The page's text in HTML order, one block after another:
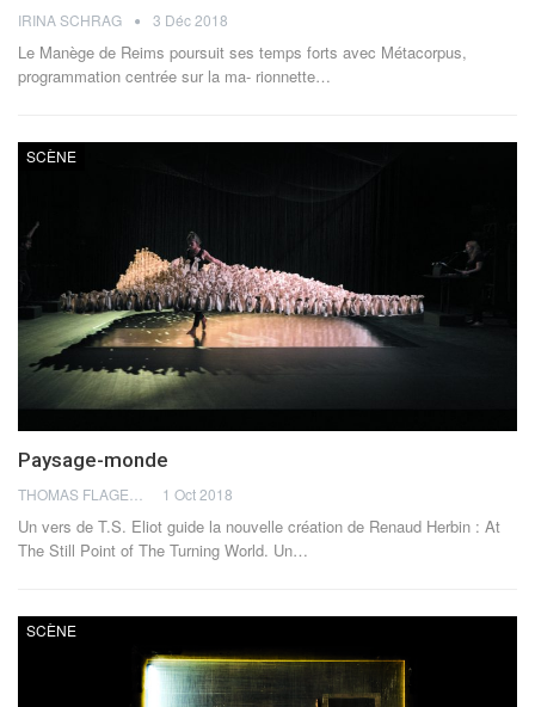
IRINA SCHRAG 3 Déc 2018
Le Manège de Reims poursuit ses temps forts avec Métacorpus,
programmation centrée sur la ma- rionnette…
SCÈNE
Paysage-monde
1 Oct 2018
Un vers de T.S. Eliot guide la nouvelle création de Renaud Herbin : At
The Still Point of The Turning World. Un…
SCÈNE